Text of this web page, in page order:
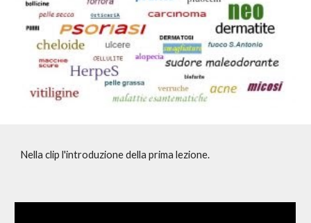
Nella clip l'introduzione della prima lezione.